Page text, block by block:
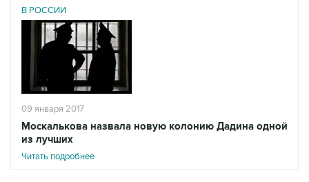
В РОССИИ
09 января 2017
Москалькова назвала новую колонию Дадина одной
из лучших
Читать подробнее